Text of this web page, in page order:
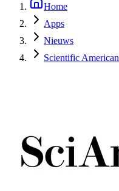
Home
Apps
Nieuws
Scientific American